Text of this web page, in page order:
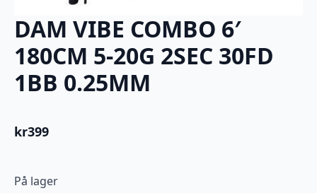
DAM VIBE COMBO 6′
180CM 5-20G 2SEC 30FD
1BB 0.25MM
kr399
På lager